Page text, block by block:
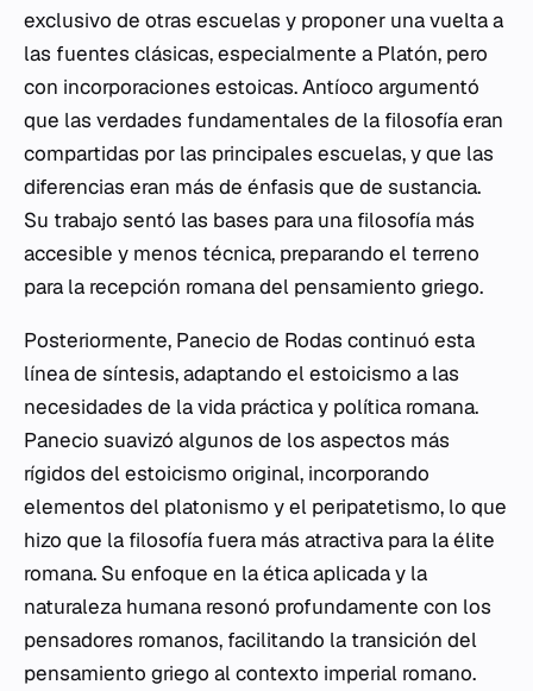
exclusivo de otras escuelas y proponer una vuelta a
las fuentes clásicas, especialmente a Platón, pero
con incorporaciones estoicas. Antíoco argumentó
que las verdades fundamentales de la filosofía eran
compartidas por las principales escuelas, y que las
diferencias eran más de énfasis que de sustancia.
Su trabajo sentó las bases para una filosofía más
accesible y menos técnica, preparando el terreno
para la recepción romana del pensamiento griego.
Posteriormente, Panecio de Rodas continuó esta
línea de síntesis, adaptando el estoicismo a las
necesidades de la vida práctica y política romana.
Panecio suavizó algunos de los aspectos más
rígidos del estoicismo original, incorporando
elementos del platonismo y el peripatetismo, lo que
hizo que la filosofía fuera más atractiva para la élite
romana. Su enfoque en la ética aplicada y la
naturaleza humana resonó profundamente con los
pensadores romanos, facilitando la transición del
pensamiento griego al contexto imperial romano.